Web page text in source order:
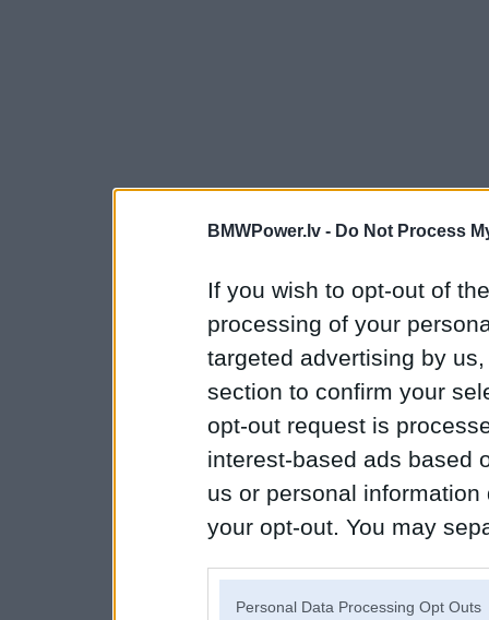
BMWPower.lv - Do Not Process
If you wish to opt-out of
processing of your
targeted advertising by
section to confirm your
opt-out request is
interest-based ads based
us or personal
your opt-out. You may
Personal Data Processing Opt Outs